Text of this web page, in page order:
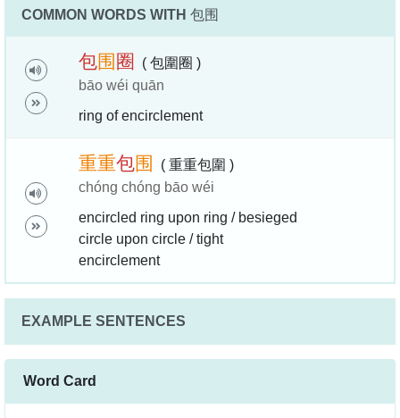
COMMON WORDS WITH 包围
包围 圈
( 包圍圈 )
bāo wéi quān
ring of encirclement
重重包围
( 重重包圍 )
chóng chóng bāo wéi
encircled ring upon ring / besieged
circle upon circle / tight
encirclement
EXAMPLE SENTENCES
Word Card